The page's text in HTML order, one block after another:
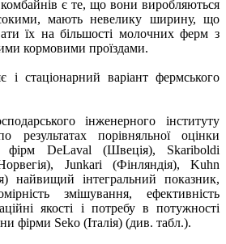
комбайнів є те, що вони виробляються
мають невелику ширину, що
їх на більшості молочних ферм з
кормовими проїздами.
і стаціонарний варіант фермського
інженерного інституту
результатах порівняльної оцінки
фірм DeLaval (Швеція), Skariboldi
Junkari (Фінляндія), Kuhn
найвищий інтегральний показник,
змішування, ефективність
якості і потребу в потужності
фірми Seko (Італія) (див. табл.).